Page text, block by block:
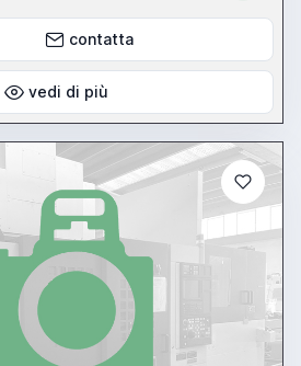
contatta
vedi di più